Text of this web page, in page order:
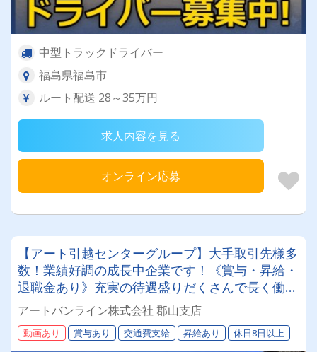
中型トラックドライバー
福島県福島市
ルート配送 28～35万円
求人内容を見る
オンライン応募
【アート引越センターグループ】大手取引先様多
数！業績好調の成長中企業です！《賞与・昇給・
退職金あり》充実の待遇盛りだくさんで長く働け
ます！《中型4tドライバー》★未経験ＯＫ★仕事
とプライベートの両立が叶う環境です♪【紹介者
制度あり！】
アートバンライン株式会社 郡山支店
動画あり 賞与あり 交通費支給 昇給あり 休日8日以上